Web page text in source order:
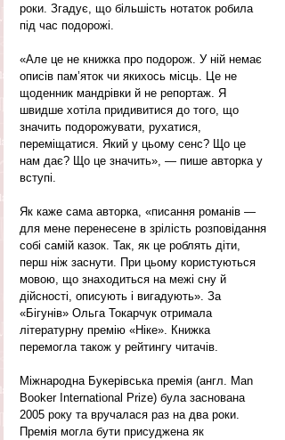
роки. Згадує, що більшість нотаток робила
під час подорожі.
«Але це не книжка про подорож. У ній немає
описів пам’яток чи якихось місць. Це не
щоденник мандрівки й не репортаж. Я
швидше хотіла придивитися до того, що
значить подорожувати, рухатися,
переміщатися. Який у цьому сенс? Що це
нам дає? Що це значить», — пише авторка у
вступі.
Як каже сама авторка, «писання романів —
для мене перенесене в зрілість розповідання
собі самій казок. Так, як це роблять діти,
перш ніж заснути. При цьому користуються
мовою, що знаходиться на межі сну й
дійсності, описують і вигадують». За
«Бігунів» Ольга Токарчук отримала
літературну премію «Ніке». Книжка
перемогла також у рейтингу читачів.
Міжнародна Букерівська премія (англ. Man
Booker International Prize) була заснована
2005 року та вручалася раз на два роки.
Премія могла бути присуджена як